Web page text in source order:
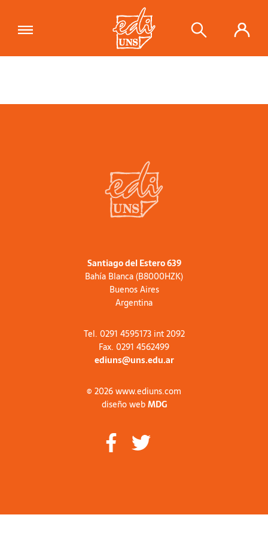
Santiago del Estero 639
Bahía Blanca (B8000HZK)
Buenos Aires
Argentina
Tel. 0291 4595173 int 2092
Fax. 0291 4562499
ediuns@uns.edu.ar
© 2026 www.ediuns.com
diseño webMDG